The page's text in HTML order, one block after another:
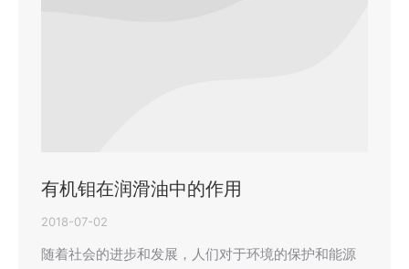
有机钼在润滑油中的作用
2018-07-02
随着社会的进步和发展，人们对于环境的保护和能源